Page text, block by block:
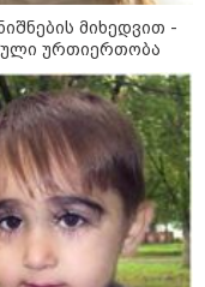
მიხედვით -
ურთიერთობა